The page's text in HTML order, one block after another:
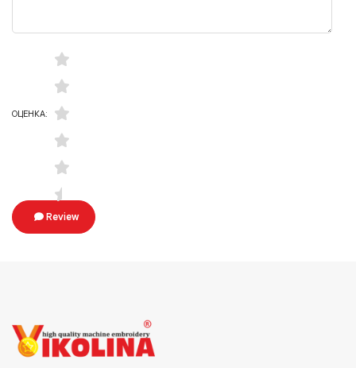
ОЦЕНКА:
Review